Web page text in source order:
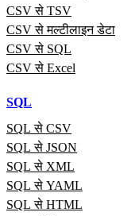
CSV से TSV
CSV से मल्टीलाइन डेटा
CSV से SQL
CSV से Excel
SQL
SQL से CSV
SQL से JSON
SQL से XML
SQL से YAML
SQL से HTML